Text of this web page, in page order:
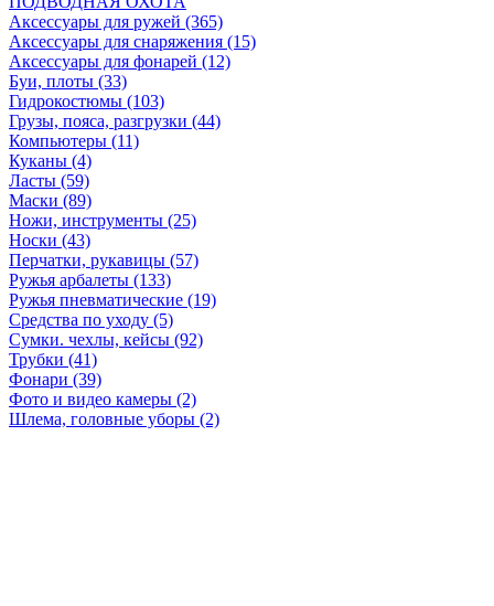
Аксессуары для ружей (365)
Аксессуары для снаряжения (15)
Аксессуары для фонарей (12)
Буи, плоты (33)
Гидрокостюмы (103)
Грузы, пояса, разгрузки (44)
Компьютеры (11)
Куканы (4)
Ласты (59)
Маски (89)
Ножи, инструменты (25)
Носки (43)
Перчатки, рукавицы (57)
Ружья арбалеты (133)
Ружья пневматические (19)
Средства по уходу (5)
Сумки. чехлы, кейсы (92)
Трубки (41)
Фонари (39)
Фото и видео камеры (2)
Шлема, головные уборы (2)